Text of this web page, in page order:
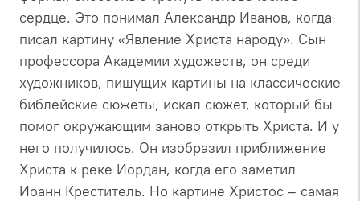
сердце. Это понимал Александр Иванов, когда
писал картину «Явление Христа народу». Сын
профессора Академии художеств, он среди
художников, пишущих картины на классические
библейские сюжеты, искал сюжет, который бы
помог окружающим заново открыть Христа. И у
него получилось. Он изобразил приближение
Христа к реке Иордан, когда его заметил
Иоанн Креститель. Но картине Христос – самая